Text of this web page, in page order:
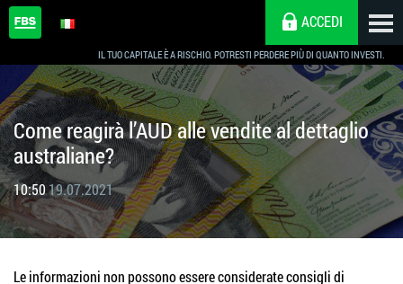
IL TUO CAPITALE È A RISCHIO. POTRESTI PERDERE PIÙ DI QUANTO INVESTI.
ACCEDI
Come reagirà l’AUD alle vendite al dettaglio
australiane?
10:5019.07.2021
Le informazioni non possono essere considerate consigli di